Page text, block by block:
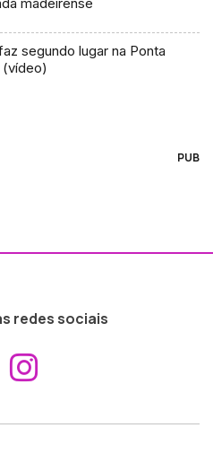
segundo lugar na Ponta
(vídeo)
PUB
redes sociais
Aceder ao